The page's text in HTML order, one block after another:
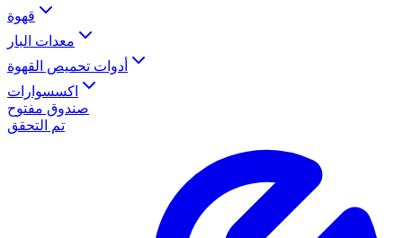
قهوة
معدات البار
أدوات تحميص القهوة
اكسسوارات
صندوق مفتوح
تم التحقق